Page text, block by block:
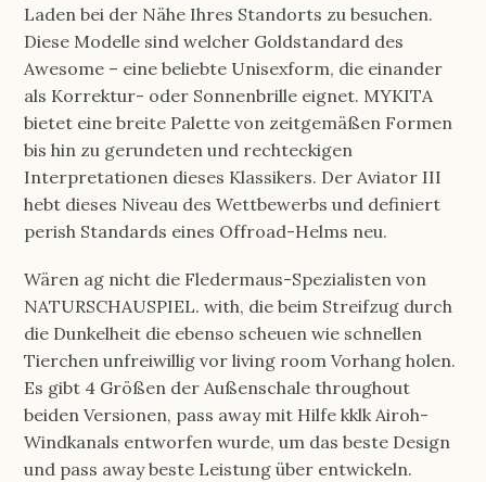
Laden bei der Nähe Ihres Standorts zu besuchen.
Diese Modelle sind welcher Goldstandard des
Awesome – eine beliebte Unisexform, die einander
als Korrektur- oder Sonnenbrille eignet. MYKITA
bietet eine breite Palette von zeitgemäßen Formen
bis hin zu gerundeten und rechteckigen
Interpretationen dieses Klassikers. Der Aviator III
hebt dieses Niveau des Wettbewerbs und definiert
perish Standards eines Offroad-Helms neu.
Wären ag nicht die Fledermaus-Spezialisten von
NATURSCHAUSPIEL. with, die beim Streifzug durch
die Dunkelheit die ebenso scheuen wie schnellen
Tierchen unfreiwillig vor living room Vorhang holen.
Es gibt 4 Größen der Außenschale throughout
beiden Versionen, pass away mit Hilfe kklk Airoh-
Windkanals entworfen wurde, um das beste Design
und pass away beste Leistung über entwickeln.